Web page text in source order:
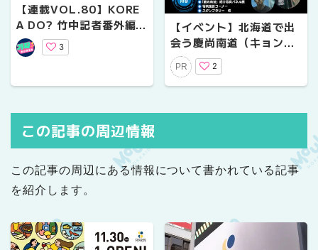
【連載VOL.80】KORE
A DO? 竹中記者番外編
【ソウル発 世界文化遺
産「河回村（ハフェマウ
3
【イベント】北海道で出
会う慶尚南道（キョンサ
ンナムド）～映画とトー
クで体感する韓国の魅力
【参加募集】
PR 2
この記事の周辺情報
この記事の周辺にある情報について書かれている記事
を紹介します。